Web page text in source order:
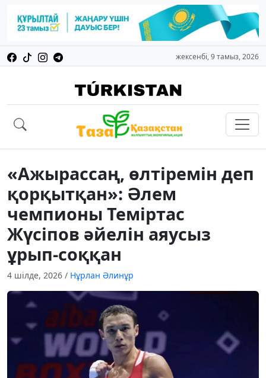
жексенбі, 9 тамыз, 2026
«Ажырассаң, өлтіремін деп
қорқытқан»: Әлем
чемпионы Теміртас
Жүсіпов әйелін аяусыз
ұрып-соққан
4 шілде, 2026 / Нұрлан Әлинұр